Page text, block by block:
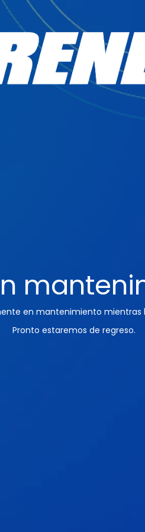
en mantenimiento mientras
Pronto estaremos de regreso.